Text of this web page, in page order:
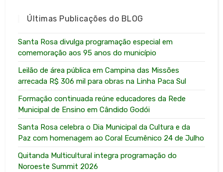
Últimas Publicações do BLOG
Santa Rosa divulga programação especial em
comemoração aos 95 anos do município
Leilão de área pública em Campina das Missões
arrecada R$ 306 mil para obras na Linha Paca Sul
Formação continuada reúne educadores da Rede
Municipal de Ensino em Cândido Godói
Santa Rosa celebra o Dia Municipal da Cultura e da
Paz com homenagem ao Coral Ecumênico 24 de Julho
Quitanda Multicultural integra programação do
Noroeste Summit 2026